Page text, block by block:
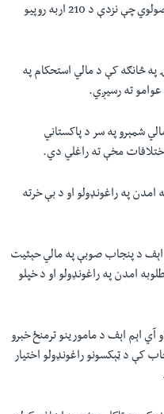
کې د پيداوار په وخت د لګښت خرڅه به وصولوي چې نزدې د 210 اربه روپیو
په څانګه کې د مالي استحکام په
عوامو ته رسيږي.
شمېرو په سر د پاکستاني
مخې ته راغلي دي.
په راغونډولو او د بې خرته
اېف د پنجاب صوبې په مالي حېثيت
امدن په راغونډولو او د خپلو
آي اېم اېف د مامورينو ترمنځ خبرو
کې د ټېکسونو راغونډولو اختيار